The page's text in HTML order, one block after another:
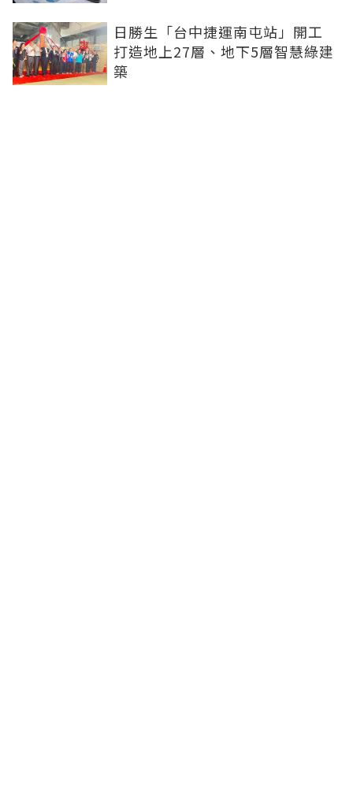
日勝生「台中捷運南屯站」開工
打造地上27層、地下5層智慧綠建
築